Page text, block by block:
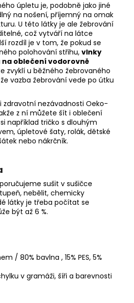
úpletu je, podobně jako jiné
na nošení, příjemný na omak
U této látky je ale žebrování
což vytváří na látce
rozdíl je v tom, že pokud se
polohování střihu, vlnky
oblečení vodorovně
zvyklí u běžného žebrovaného
vazba žebrování vede po útku
zdravotní nezávadnosti Oeko-
z ní můžete šít i oblečení
například tričko s dlouhým
úpletové šaty, rolák, dětské
nebo nákrčník.
sušit v sušičce
nebělit, chemicky
látky je třeba počítat se
být až 6 %.
/ 80% bavlna , 15% PES, 5%
v gramáži, šíři a barevnosti